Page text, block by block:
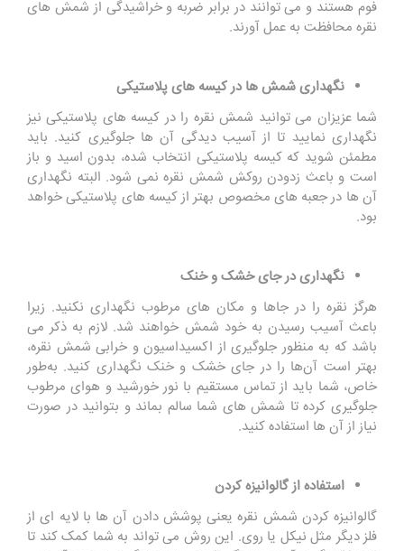
فوم هستند و می ‌توانند در برابر ضربه و خراشیدگی از شمش های
نقره محافظت به عمل آورند.
نگهداری شمش ها در کیسه های پلاستیکی
شما عزیزان می توانید شمش نقره را در کیسه‌ های پلاستیکی نیز
نگهداری نمایید تا از آسیب دیدگی آن ‌ها جلوگیری کنید. باید
مطمئن شوید که کیسه پلاستیکی انتخاب شده، بدون اسید و باز
است و باعث زدودن روکش شمش نقره نمی شود. البته نگهداری
آن ها در جعبه های مخصوص بهتر از کیسه های پلاستیکی خواهد
بود.
نگهداری در جای خشک و خنک
هرگز نقره را در جاها و مکان های مرطوب نگهداری نکنید. زیرا
باعث آسیب رسیدن به خود شمش خواهند شد. لازم به ذکر می
باشد که به منظور جلوگیری از اکسیداسیون و خرابی شمش نقره،
بهتر است آن‌ها را در جای خشک و خنک نگهداری کنید. به‌طور
خاص، شما باید از تماس مستقیم با نور خورشید و هوای مرطوب
جلوگیری کرده تا شمش های شما سالم بماند و بتوانید در صورت
نیاز از آن ها استفاده کنید.
استفاده از گالوانیزه کردن
گالوانیزه کردن شمش نقره یعنی پوشش دادن آن ‌ها با لایه ‌ای از
فلز دیگر مثل نیکل یا روی. این روش می ‌تواند به شما کمک کند تا